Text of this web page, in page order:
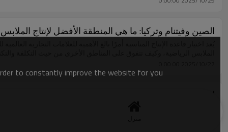
الصين وفيتنام وتركيا: ما هي المنطقة الأفضل لإنتاج
لماذا تختار المزيد والمزيد من العلامات التجارية
اكتشف لماذا تتجه العلامات التجارية الأسترالية للملابس الرياضية بشكل
واستراتيجيات التصدير العالمية. تعرّف على كيفية استفادة علامتك
to constantly improve the website for you.